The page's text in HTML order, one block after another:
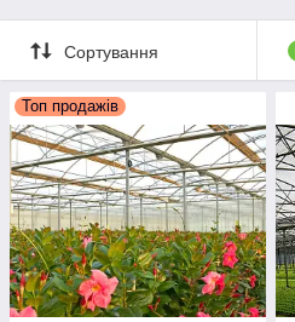
Сортування
Топ продажів